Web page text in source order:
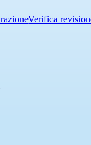
Verifica